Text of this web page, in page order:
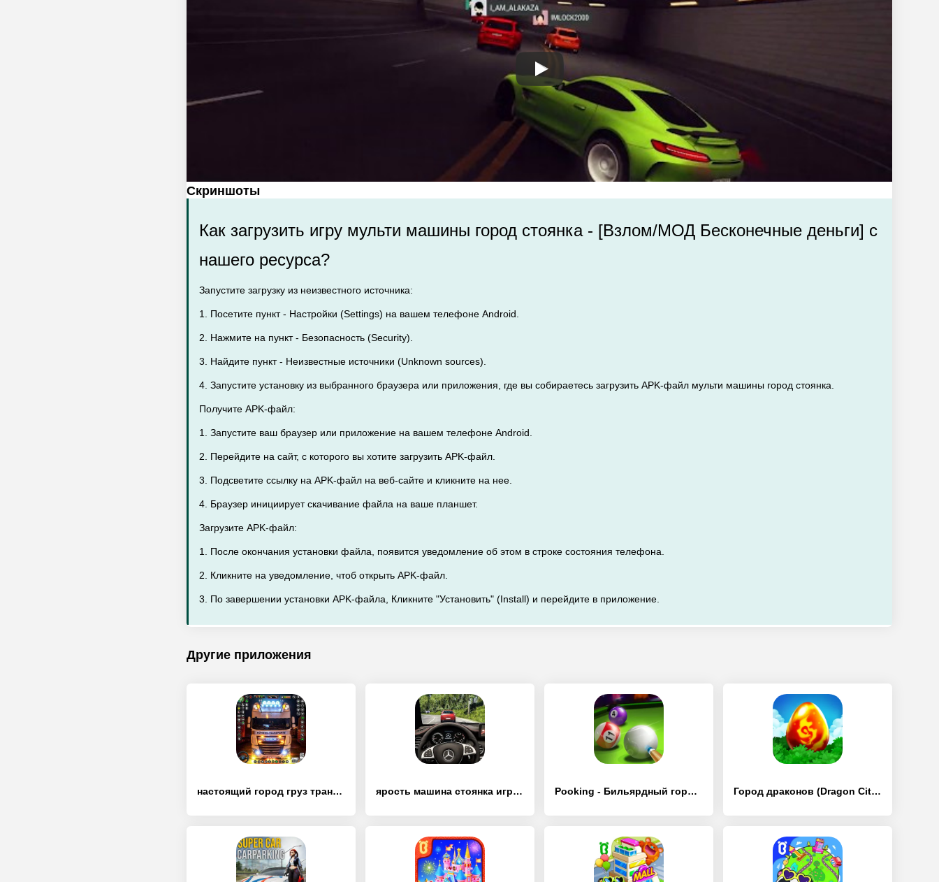
Скриншоты
Как загрузить игру мульти машины город стоянка - [Взлом/МОД Бесконечные деньги] с
нашего ресурса?
Запустите загрузку из неизвестного источника:
1. Посетите пункт - Настройки (Settings) на вашем телефоне Android.
2. Нажмите на пункт - Безопасность (Security).
3. Найдите пункт - Неизвестные источники (Unknown sources).
4. Запустите установку из выбранного браузера или приложения, где вы собираетесь загрузить APK-файл мульти машины город стоянка.
Получите APK-файл:
1. Запустите ваш браузер или приложение на вашем телефоне Android.
2. Перейдите на сайт, с которого вы хотите загрузить APK-файл.
3. Подсветите ссылку на APK-файл на веб-сайте и кликните на нее.
4. Браузер инициирует скачивание файла на ваше планшет.
Загрузите APK-файл:
1. После окончания установки файла, появится уведомление об этом в строке состояния телефона.
2. Кликните на уведомление, чтоб открыть APK-файл.
3. По завершении установки APK-файла, Кликните "Установить" (Install) и перейдите в приложение.
Другие приложения
настоящий город груз транспорт - [Взлом/МОД Unlocked] ярость машина стоянка игры 3D - [Взлом/МОД Все открыто] Pooking - Бильярдный город - [Взлом/МОД Все открыто] Город драконов (Dragon City) - [Взлом/МОД Меню]